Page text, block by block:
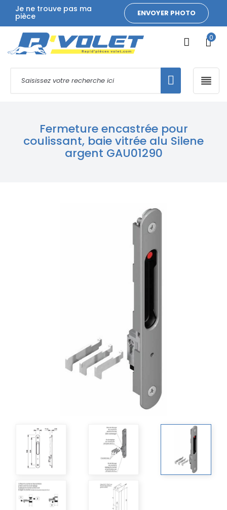
Je ne trouve pas ma
pièce ENVOYER PHOTO
0

Fermeture encastrée pour
coulissant, baie vitrée alu Silene
argent GAU01290